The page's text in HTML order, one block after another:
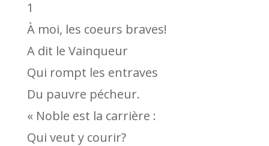
1
À moi, les coeurs braves!
A dit le Vainqueur
Qui rompt les entraves
Du pauvre pécheur.
« Noble est la carrière :
Qui veut y courir?